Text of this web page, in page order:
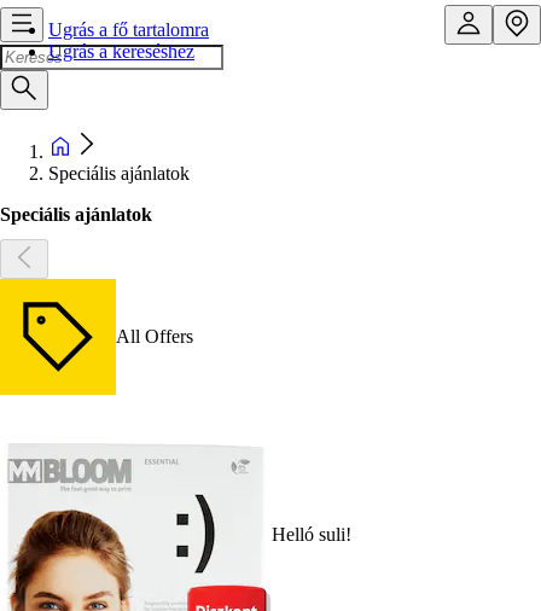
Ugrás a fő tartalomra
Ugrás a kereséshez
Speciális ajánlatok
Speciális ajánlatok
All Offers
Helló suli!